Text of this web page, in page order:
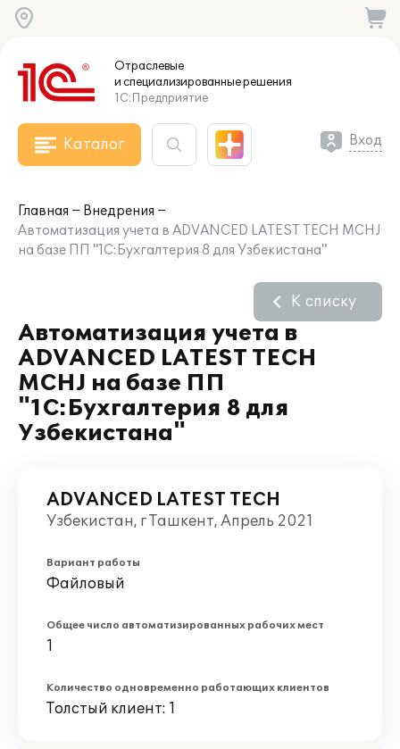
Отраслевые
и специализированныерешения
1С:Предприятие
Каталог Вход
Главная
Внедрения
Автоматизация учета в ADVANCED LATEST TECH MCHJ
на базе ПП "1С:Бухгалтерия 8 для Узбекистана"
Автоматизация учета в
ADVANCED LATEST TECH
MCHJ на базе ПП
"1С:Бухгалтерия 8 для
Узбекистана"
К списку
ADVANCED LATEST TECH
Узбекистан, г Ташкент, Апрель 2021
Вариант работы
Файловый
Общее число автоматизированных рабочих мест
1
Количество одновременно работающих клиентов
Толстый клиент: 1